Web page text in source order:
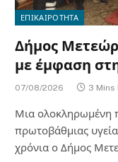
ΕΠΙΚΑΙΡΟΤΗΤΑ
Δήμος
με έμφαση
07/08/2026 3 Mins
Μια ολοκληρωμένη
πρωτοβάθμιας
χρόνια ο Δήμος